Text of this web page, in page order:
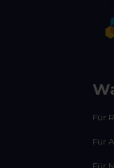
Für
Für
Für